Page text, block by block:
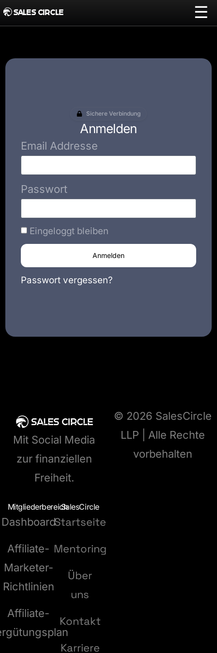
SALES CIRCLE ☰
Sichere Verbindung
Anmelden
Email Addresse
Passwort
Eingeloggt bleiben
Anmelden
Passwort vergessen?
Mit Social Media
zur finanziellen
Freiheit.
Mitgliederbereich
Dashboard
Affiliate-
Marketer-
Richtlinien
Affiliate-
SalesCircle
Startseite
Mentoring
Über
uns
Kontakt
Karriere
© 2026 SalesCircle
LLP | Alle Rechte
vorbehalten